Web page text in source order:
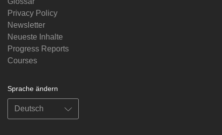
Privacy Policy
Newsletter
Neueste Inhalte
Progress Reports
Courses
Sprache ändern